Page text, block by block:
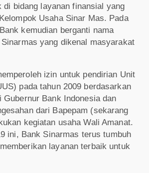
di bidang layanan finansial yang
Usaha Sinar Mas. Pada
kemudian berganti nama
yang dikenal masyarakat
izin untuk pendirian Unit
pada tahun 2009 berdasarkan
Gubernur Bank Indonesia dan
dari Bapepam (sekarang
kegiatan usaha Wali Amanat.
ini, Bank Sinarmas terus tumbuh
layanan terbaik untuk